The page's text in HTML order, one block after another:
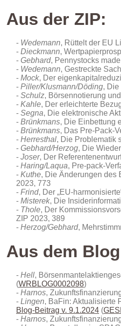
Aus der ZIP:
Wedemann, Rüttelt der EU
Dieckmann,
Gebhard, Pennystocks
Wedemann, Gestreckte
Mock, Der
Piller/Klusmann/Döding, Die
Schulz, Börsennotierung
Kahle, Der erleichterte
Segna, Die elektronische
Brünkmans, Die Einbettung
Brünkmans, Das Pre-Pack-
Herresthal, Die Problematik
Gebhard/Herzog, Die
Joser, Der
Haring/Laqua, Pre-pack-
Kuthe, Die Änderungen des
2023, 773
Frind, Der „EU-
Misterek, Die
Thole, Der
ZIP 2023, 389
Herzog/Gebhard,
Aus dem
Hell,
(WRBLOG0002098)
Harnos,
Lingen, BaFin: Aktualisierte
Blog-Beitrag v. 9.1.2024 (
Harnos,